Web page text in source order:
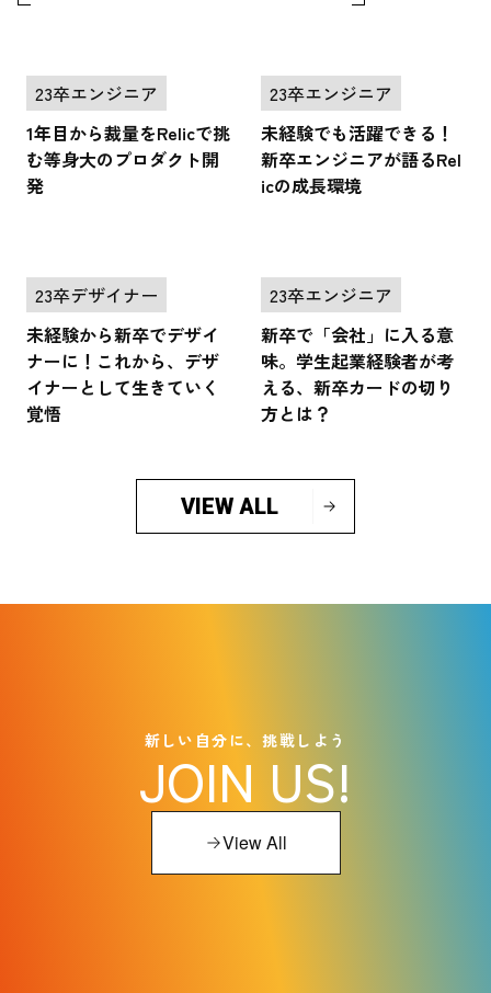
23卒エンジニア
1年目から裁量をRelicで挑
む等身大のプロダクト開
発
23卒エンジニア
未経験でも活躍できる！
新卒エンジニアが語るRel
icの成長環境
23卒デザイナー
未経験から新卒でデザイ
ナーに！これから、デザ
イナーとして生きていく
覚悟
23卒エンジニア
新卒で「会社」に入る意
味。学生起業経験者が考
える、新卒カードの切り
方とは？
VIEW ALL
新しい自分に、挑戦しよう
JOIN US!
View All